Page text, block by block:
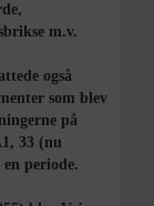
m.v.
også
som blev
på
33 (nu
periode.